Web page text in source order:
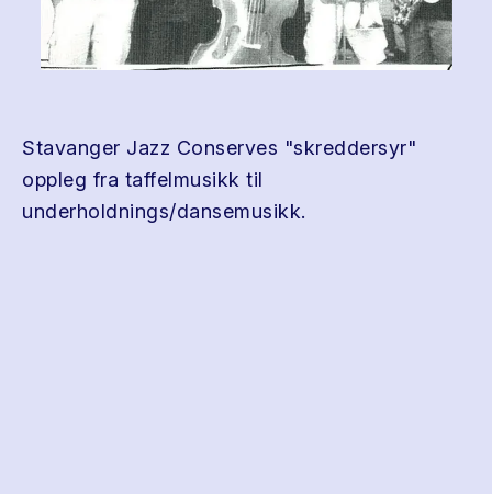
Stavanger Jazz Conserves "skreddersyr"
oppleg fra taffelmusikk til
underholdnings/dansemusikk.